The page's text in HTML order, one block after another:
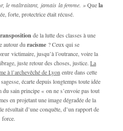
le maltraitant, jamais la femme. »Quela
forte, protectrice était récusé.
de la lutte des classes à une
autour du racisme ? Ceux qui se
victimaire, jusqu’à l’outrance, voire la
juste retour des choses, justice. La
à l’archevêché de Lyon entre dans cette
écarte depuis longtemps toute idée
du sain principe « on ne s’envoie pas tout
en projetant une image dégradée de la
résultait d’une conquête, d’un rapport de
force.